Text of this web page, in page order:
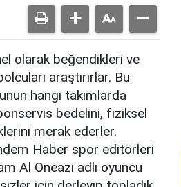
olarak beğendikleri ve
araştırırlar. Bu
hangi takımlarda
bonservis bedelini, fiziksel
merak ederler.
Haber spor editörleri
Al Oneazi adlı oyuncu